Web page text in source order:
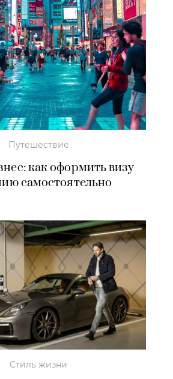
Путешествие
как оформить визу
самостоятельно
Стиль жизни